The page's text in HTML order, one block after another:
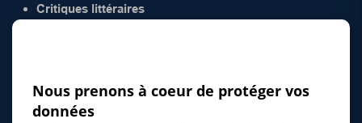
Critiques littéraires
Nous prenons à coeur de protéger vos
données